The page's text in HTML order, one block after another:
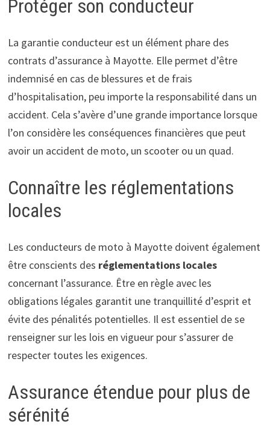
Protéger son conducteur
La garantie conducteur est un élément phare des
contrats d’assurance à Mayotte. Elle permet d’être
indemnisé en cas de blessures et de frais
d’hospitalisation, peu importe la responsabilité dans un
accident. Cela s’avère d’une grande importance lorsque
l’on considère les conséquences financières que peut
avoir un accident de moto, un scooter ou un quad.
Connaître les réglementations
locales
Les conducteurs de moto à Mayotte doivent également
être conscients des réglementations locales
concernant l’assurance. Être en règle avec les
obligations légales garantit une tranquillité d’esprit et
évite des pénalités potentielles. Il est essentiel de se
renseigner sur les lois en vigueur pour s’assurer de
respecter toutes les exigences.
Assurance étendue pour plus de
sérénité